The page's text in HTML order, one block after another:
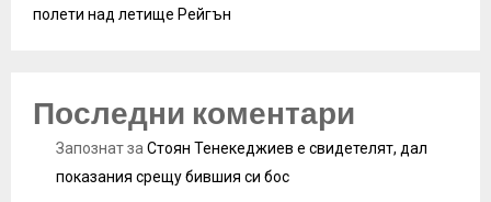
полети над летище Рейгън
Последни коментари
Запознатза Стоян Тенекеджиев е свидетелят, дал
показания срещу бившия си бос